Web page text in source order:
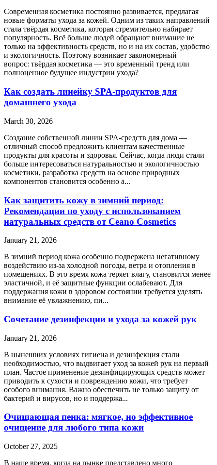
Современная косметика постоянно развивается, предлагая
новые форматы ухода за кожей. Одним из таких направлений
стала твёрдая косметика, которая стремительно набирает
популярность. Всё больше людей обращают внимание не
только на эффективность средств, но и на их состав, удобство
и экологичность. Поэтому возникает закономерный
вопрос: твёрдая косметика — это временный тренд или
полноценное будущее индустрии ухода?
Как создать линейку SPA-продуктов для
домашнего ухода
March 30, 2026
Создание собственной линии SPA-средств для дома —
отличный способ предложить клиентам качественные
продукты для красоты и здоровья. Сейчас, когда люди стали
больше интересоваться натуральностью и экологичностью
косметики, разработка средств на основе природных
компонентов становится особенно а...
Как защитить кожу в зимний период:
Рекомендации по уходу с использованием
натуральных средств от Ceano Cosmetics
January 21, 2026
В зимний период кожа особенно подвержена негативному
воздействию из-за холодной погоды, ветра и отопления в
помещениях. В это время кожа теряет влагу, становится менее
эластичной, и её защитные функции ослабевают. Для
поддержания кожи в здоровом состоянии требуется уделять
внимание её увлажнению, пи...
Сочетание дезинфекции и ухода за кожей рук
January 21, 2026
В нынешних условиях гигиена и дезинфекция стали
необходимостью, что выдвигает уход за кожей рук на первый
план. Частое применение дезинфицирующих средств может
приводить к сухости и повреждению кожи, что требует
особого внимания. Важно обеспечить не только защиту от
бактерий и вирусов, но и поддержа...
Очищающая пенка: мягкое, но эффективное
очищение для любого типа кожи
October 27, 2025
В наше время, когда на рынке представлено много